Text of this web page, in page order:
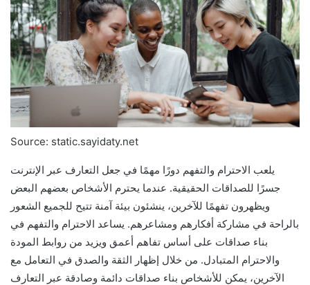
Source: static.sayidaty.net
يلعب الاحترام والتفهم دورًا مهمًا في جعل التعارف عبر الإنترنت
جسرًا للصداقات الحقيقية. عندما يحترم الأشخاص بعضهم البعض
ويظهرون تفهمًا للآخرين، ينشئون بيئة آمنة تتيح للجميع الشعور
بالراحة في مشاركة أفكارهم ومشاعرهم. يساعد الاحترام والتفهم في
بناء صداقات على أساس تفاهم أعمق ويزيد من روابط المودة
والاحترام المتبادل. من خلال إظهار الثقة والصدق في التعامل مع
الآخرين، يمكن للأشخاص بناء صداقات دائمة وصادقة عبر التعارف